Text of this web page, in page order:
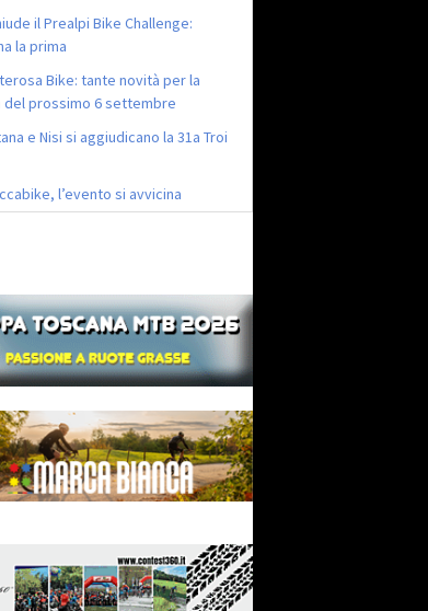
il Prealpi Bike Challenge:
la prima
Bike: tante novità per la
del prossimo 6 settembre
e Nisi si aggiudicano la 31a Troi
l’evento si avvicina